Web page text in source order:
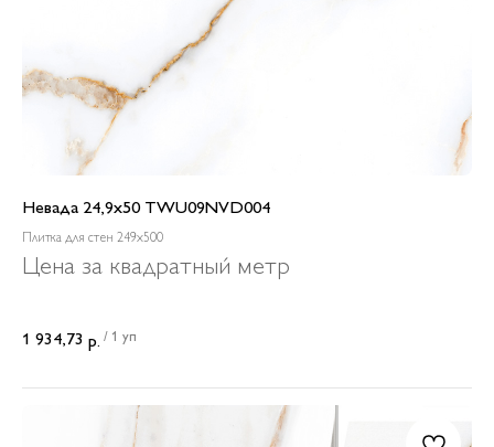
Невада 24,9x50 TWU09NVD004
Плитка для стен 249x500
Цена за квадратный метр
1 934,73 р. / 1 уп